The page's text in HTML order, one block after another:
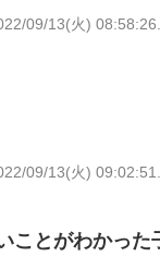
09/13(火)
09/13(火)
ことがわかった